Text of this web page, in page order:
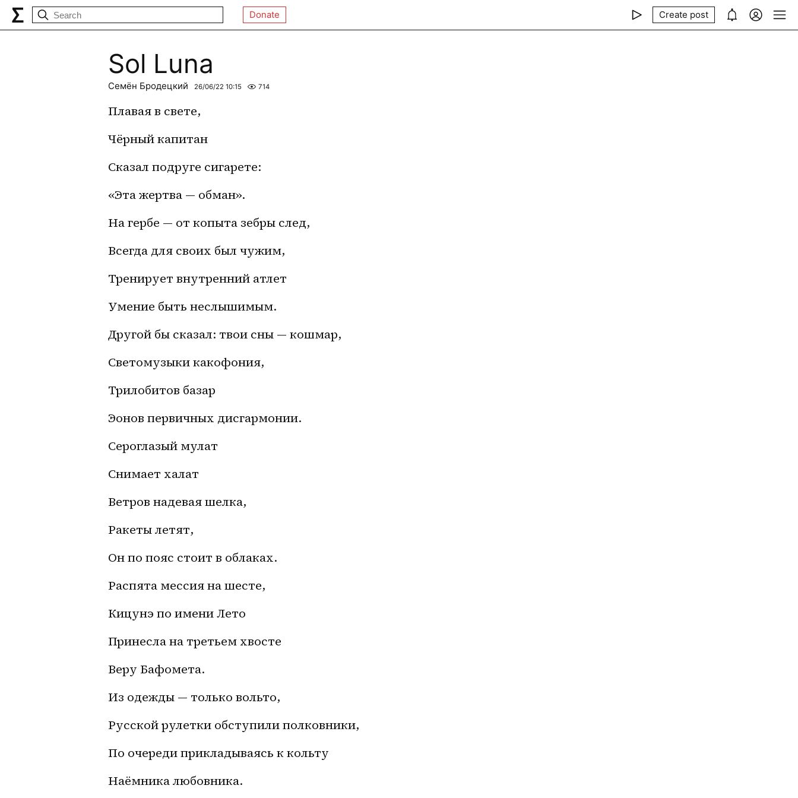
Donate Create post
Sol Luna
Семён Бродецкий 26/06/22 10:15 714
Плавая в свете,
Чёрный капитан
Сказал подруге сигарете:
«Эта жертва — обман».
На гербе — от копыта зебры след,
Всегда для своих был чужим,
Тренирует внутренний атлет
Умение быть неслышимым.
Другой бы сказал: твои сны — кошмар,
Светомузыки какофония,
Трилобитов базар
Эонов первичных дисгармонии.
Сероглазый мулат
Снимает халат
Ветров надевая шелка,
Ракеты летят,
Он по пояс стоит в облаках.
Распята мессия на шесте,
Кицунэ по имени Лето
Принесла на третьем хвосте
Веру Бафомета.
Из одежды — только вольто,
Русской рулетки обступили полковники,
По очереди прикладываясь к кольту
Наёмника любовника.